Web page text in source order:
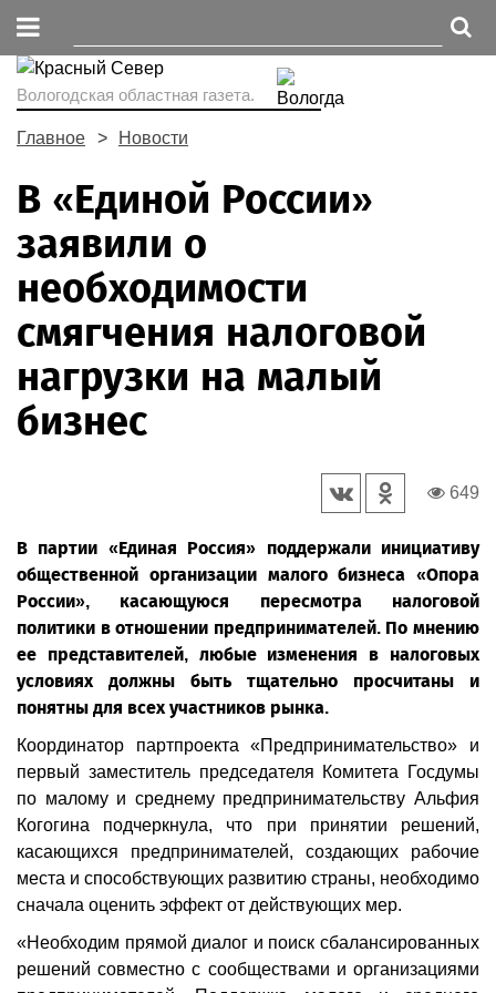
Вологодская областная газета.
Главное Новости
В «Единой России»
заявили о
необходимости
смягчения налоговой
нагрузки на малый
бизнес
649
В партии «Единая Россия» поддержали инициативу
общественной организации малого бизнеса «Опора
России», касающуюся пересмотра налоговой
политики в отношении предпринимателей. По мнению
ее представителей, любые изменения в налоговых
условиях должны быть тщательно просчитаны и
понятны для всех участников рынка.
Координатор партпроекта «Предпринимательство» и
первый заместитель председателя Комитета Госдумы
по малому и среднему предпринимательству Альфия
Когогина подчеркнула, что при принятии решений,
касающихся предпринимателей, создающих рабочие
места и способствующих развитию страны, необходимо
сначала оценить эффект от действующих мер.
«Необходим прямой диалог и поиск сбалансированных
решений совместно с сообществами и организациями